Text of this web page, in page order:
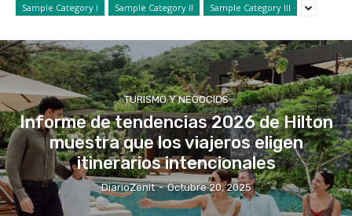
Sample Category I Sample Category II Sample Category III
TURISMO Y NEGOCIOS
Informe de tendencias 2026 de Hilton
muestra que los viajeros eligen
itinerarios intencionales
DiarioZenit - Octubre 20, 2025